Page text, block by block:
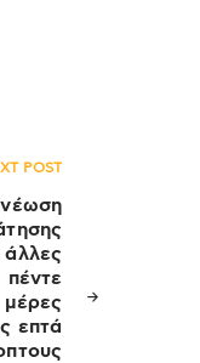
POST
άλλες
πέντε
μέρες
επτά